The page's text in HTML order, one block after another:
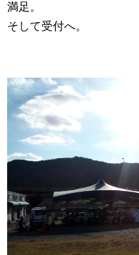
満足。
そして受付へ。